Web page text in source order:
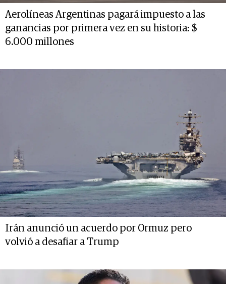
Aerolíneas Argentinas pagará impuesto a las
ganancias por primera vez en su historia: $
6.000 millones
Irán anunció un acuerdo por Ormuz pero
volvió a desafiar a Trump